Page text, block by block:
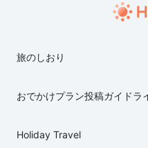
旅のしおり
おでかけプラン投稿ガイドラ
Holiday Travel